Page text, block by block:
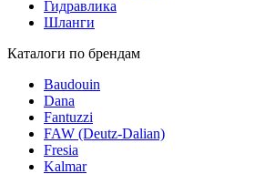
Гидравлика
Шланги
Каталоги по брендам
Baudouin
Dana
Fantuzzi
FAW (Deutz-Dalian)
Fresia
Kalmar